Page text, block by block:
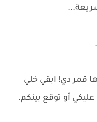
قمر دي! ابقي خلي
أو توقع بينكم.